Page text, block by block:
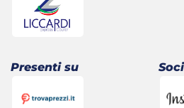
Presenti su